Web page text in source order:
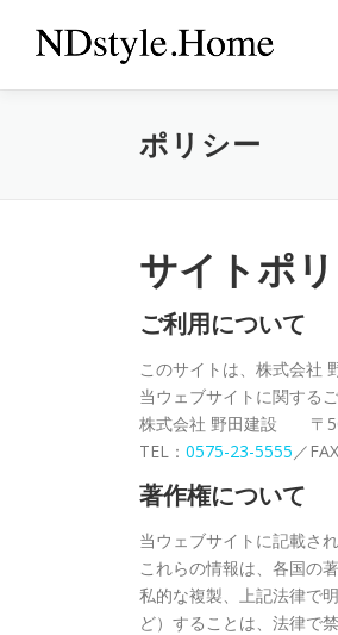
ン
ポリシー
サイトポ
ご利用について
このサイトは、株式会社
当ウェブサイトに関する
株式会社 野田建設 〒
TEL： 0575-23-5555／
著作権について
当ウェブサイトに記載さ
これらの情報は、各国の
私的な複製、上記法律で
ど）することは、法律で